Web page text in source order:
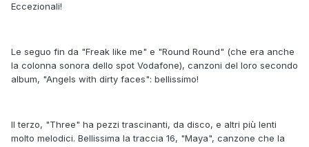
Eccezionali!
Le seguo fin da "Freak like me" e "Round Round" (che era anche
la colonna sonora dello spot Vodafone), canzoni del loro secondo
album, "Angels with dirty faces": bellissimo!
Il terzo, "Three" ha pezzi trascinanti, da disco, e altri più lenti
molto melodici. Bellissima la traccia 16, "Maya", canzone che la